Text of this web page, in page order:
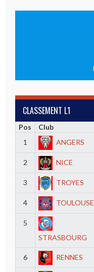
CLASSEMENT L1
Pos Club
1
ANGERS
2 NICE
3 TROYES
4 TOULOUSE
5
STRASBOURG
6 RENNES